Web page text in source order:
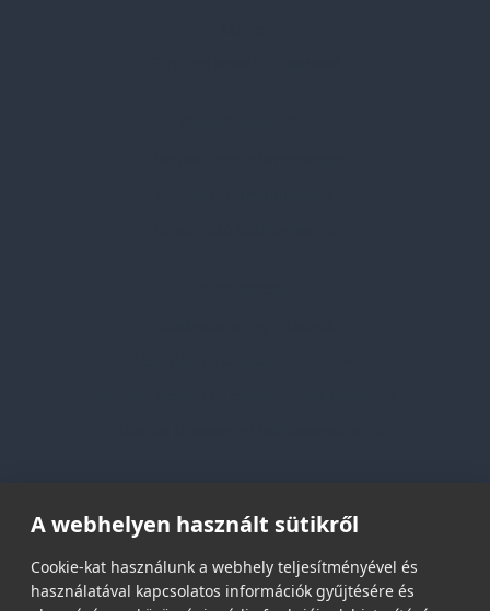
A webhelyen használt sütikről
Cookie-kat használunk a webhely teljesítményével és
használatával kapcsolatos információk gyűjtésére és
Email címed: